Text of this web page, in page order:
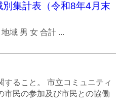
集計表（令和8年4月末
域 男 女 合計 ...
ること。 市立コミュニティ
市民の参加及び市民との協働